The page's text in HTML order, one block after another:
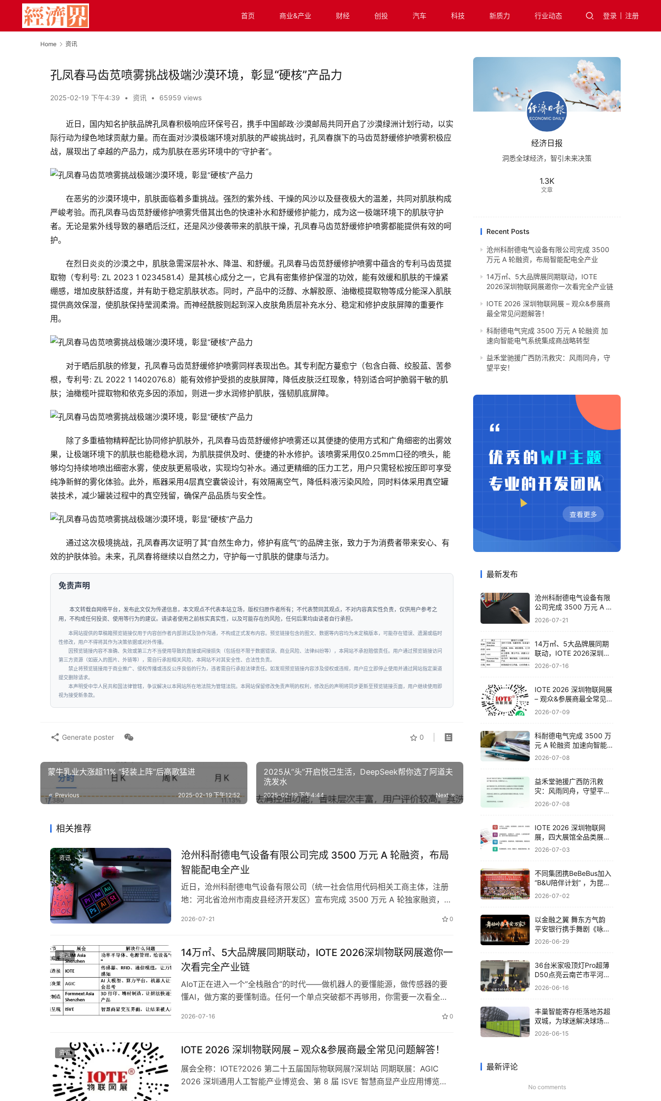
首页 商业&产业 财经 创投 汽车 科技 新质力 行业动态 登录 注册
Home 资讯
孔凤春马齿苋喷雾挑战极端沙漠环境，彰显“硬核”产品力
2025-02-19 下午4:39 • 资讯 • 65959 views
近日，国内知名护肤品牌孔凤春积极响应环保号召，携手中国邮政·沙漠邮局共同开启了沙漠绿洲计划行动，以实
际行动为绿色地球贡献力量。而在面对沙漠极端环境对肌肤的严峻挑战时，孔凤春旗下的马齿苋舒缓修护喷雾积极应
战，展现出了卓越的产品力，成为肌肤在恶劣环境中的“守护者”。
在恶劣的沙漠环境中，肌肤面临着多重挑战。强烈的紫外线、干燥的风沙以及昼夜极大的温差，共同对肌肤构成
严峻考验。而孔凤春马齿苋舒缓修护喷雾凭借其出色的快速补水和舒缓修护能力，成为这一极端环境下的肌肤守护
者。无论是紫外线导致的暴晒后泛红，还是风沙侵袭带来的肌肤干燥，孔凤春马齿苋舒缓修护喷雾都能提供有效的呵
护。
在烈日炎炎的沙漠之中，肌肤急需深层补水、降温、和舒缓。孔凤春马齿苋舒缓修护喷雾中蕴含的专利马齿苋提
取物（专利号: ZL 2023 1 0234581.4）是其核心成分之一，它具有密集修护保湿的功效，能有效缓和肌肤的干燥紧
绷感，增加皮肤舒适度，并有助于稳定肌肤状态。同时，产品中的泛醇、水解胶原、油橄榄提取物等成分能深入肌肤
提供高效保湿，使肌肤保持莹润柔滑。而神经酰胺则起到深入皮肤角质层补充水分、稳定和修护皮肤屏障的重要作
用。
对于晒后肌肤的修复，孔凤春马齿苋舒缓修护喷雾同样表现出色。其专利配方蔓愈宁（包含白薇、绞股蓝、苦参
根，专利号: ZL 2022 1 1402076.8）能有效修护受损的皮肤屏障，降低皮肤泛红现象，特别适合呵护脆弱干敏的肌
肤；油橄榄叶提取物和依克多因的添加，则进一步水润修护肌肤，强韧肌底屏障。
除了多重植物精粹配比协同修护肌肤外，孔凤春马齿苋舒缓修护喷雾还以其便捷的使用方式和广角细密的出雾效
果，让极端环境下的肌肤也能稳稳水润，为肌肤提供及时、便捷的补水修护。该喷雾采用仅0.25mm口径的喷头，能
够均匀持续地喷出细密水雾，使皮肤更易吸收，实现均匀补水。通过更精细的压力工艺，用户只需轻松按压即可享受
纯净新鲜的雾化体验。此外，瓶器采用4层真空囊袋设计，有效隔离空气，降低料液污染风险，同时料体采用真空罐
装技术，减少罐装过程中的真空残留，确保产品品质与安全性。
通过这次极境挑战，孔凤春再次证明了其“自然生命力，修护有底气”的品牌主张，致力于为消费者带来安心、有
效的护肤体验。未来，孔凤春将继续以自然之力，守护每一寸肌肤的健康与活力。
免责声明
本文转载自网络平台，发布此文仅为传递信息，本文观点不代表本站立场，版权归原作者所有；不代表赞同其观点，不对内容真实性负责，仅供用户参考之
用，不构成任何投资、使用等行为的建议。请读者使用之前核实真实性，以及可能存在的风险，任何后果均由读者自行承担。
本网站提供的草稿箱预览链接仅用于内容创作者内部测试及协作沟通，不构成正式发布内容。预览链接包含的图文、数据等内容均为未定稿版本，可能存在错误、遗漏或临时
性修改，用户不得将其作为决策依据或对外传播。
因预览链接内容不准确、失效或第三方不当使用导致的直接或间接损失（包括但不限于数据错误、商业风险、法律纠纷等），本网站不承担赔偿责任。用户通过预览链接访问
第三方资源（如嵌入的图片、外链等），需自行承担相关风险，本网站不对其安全性、合法性负责。
禁止将预览链接用于商业推广、侵权传播或违反公序良俗的行为，违者需自行承担法律责任。如发现预览链接内容涉及侵权或违规，用户应立即停止使用并通过网站指定渠道
提交删除请求。
本声明受中华人民共和国法律管辖，争议解决以本网站所在地法院为管辖法院。本网站保留修改免责声明的权利，修改后的声明将同步更新至预览链接页面，用户继续使用即
视为接受新条款。
0
Generate poster
蒙牛乳业大涨超11% “轻装上阵”后高歌猛进
Previous 2025-02-19 下午12:52
2025从“头”开启悦己生活，DeepSeek帮你选了阿道夫
洗发水
Next
2025-02-19 下午4:44
相关推荐
资讯
沧州科耐德电气设备有限公司完成 3500 万元 A 轮融资，布局
智能配电全产业
近日，沧州科耐德电气设备有限公司（统一社会信用代码相关工商主体，注册
地：河北省沧州市南皮县经济开发区）宣布完成 3500 万元 A 轮独家融资，本
智能产线升级、国内外市场拓展及电力运维服务体系搭建。 工商信息显示，沧
2026-07-21 0
资讯
14万㎡、5大品牌展同期联动，IOTE 2026深圳物联网展邀你一
次看完全产业链
AIoT正在进入一个”全栈融合”的时代——做机器人的要懂能源，做传感器的要
懂AI，做方案的要懂制造。任何一个单点突破都不再够用，你需要一次看全整
站，联合AGIC通用人工智能展、ISVE智慧商显展，以及法兰克福展览集团旗下
2026-07-16 0
资讯 IOTE 2026 深圳物联网展 – 观众&参展商最全常见问题解答！
展会全称：IOTE?2026 第二十五届国际物联网展?深圳站 同期联展：AGIC
2026 深圳通用人工智能产业博览会、第 8 届 ISVE 智慧商显产业应用博览会
经济日报
洞悉全球经济，智引未来决策
1.3K
文章
Recent Posts
沧州科耐德电气设备有限公司完成 3500
万元 A 轮融资，布局智能配电全产业
14万㎡、5大品牌展同期联动，IOTE
2026深圳物联网展邀你一次看完全产业链
IOTE 2026 深圳物联网展 – 观众&参展商
最全常见问题解答！
科耐德电气完成 3500 万元 A 轮融资 加
速向智能电气系统集成商战略转型
​益禾堂驰援广西防汛救灾：风雨同舟，守
望平安！
最新发布
沧州科耐德电气设备有限
公司完成 3500 万元 A 轮
融资，布局智能配电全产
2026-07-21
14万㎡、5大品牌展同期
联动，IOTE 2026深圳物
联网展邀你一次看完全产
2026-07-16
IOTE 2026 深圳物联网展
– 观众&参展商最全常见问
题解答！
2026-07-09
科耐德电气完成 3500 万
元 A 轮融资 加速向智能
电气系统集成商战略转型
2026-07-08
​益禾堂驰援广西防汛救
灾：风雨同舟，守望平
安！
2026-07-08
IOTE 2026 深圳物联网
展，四大展馆全品类展品
与头部企业一览！
2026-07-03
不同集团携BeBeBus加入
“B&U陪伴计划” ，为昆明
孤残儿童送关爱
2026-07-02
以金融之翼 舞东方气韵
平安银行携手舞剧《咏
春》共筑非遗文化新体验
2026-06-29
36台米家吸顶灯Pro超薄
D50点亮云南芒市平河小
学，小米为大山孩子送去
2026-06-16
丰巢智能寄存柜落地苏超
双城，为球迷解决球场存
包难题
2026-06-15
最新评论
No comments